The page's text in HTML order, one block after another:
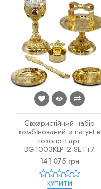
Євхаристійний набір
комбінований з латуні в
позолоті арт.
BG1003KLP-2-SET+7
141 075 грн
КУПИТИ